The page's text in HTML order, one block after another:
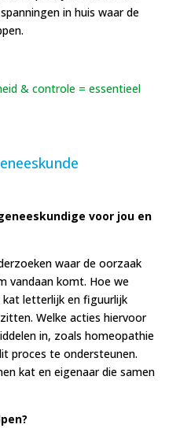
in huis waar de
& controle = essentieel
voor jou en
waar de oorzaak
vandaan komt. Hoe we
letterlijk en figuurlijk
Welke acties hiervoor
in, zoals homeopathie
proces te ondersteunen.
kat en eigenaar die samen